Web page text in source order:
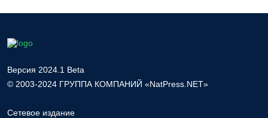
Версия 2024.1 Beta
© 2003-2024 ГРУППА КОМПАНИЙ «NatPress.NET»
Сетевое издание